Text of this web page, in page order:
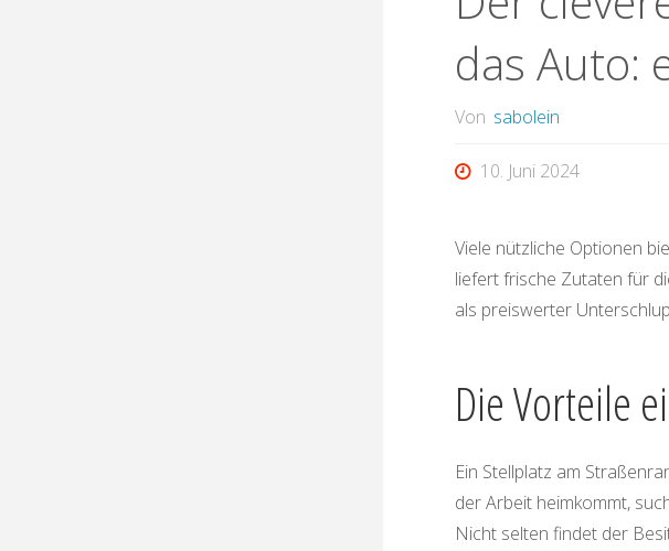
das Auto:
Von sabolein
10. Juni 2024
Viele nützliche Optionen
liefert frische Zutaten für
als preiswerter
Die Vorteile
Ein Stellplatz am
der Arbeit heimkommt,
Nicht selten findet der